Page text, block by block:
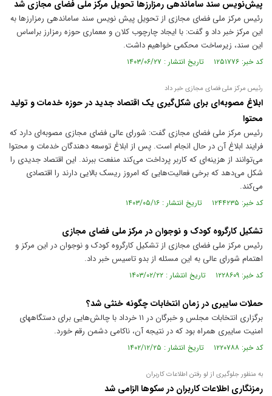
پیش‌نویس سند ساماندهی رمزارزها تحویل مرکز ملی فضای مجازی شد
رئیس مرکز ملی فضای مجازی از تحویل پیش نویس سند ساماندهی رمزارزها به
این مرکز خبر داد و گفت: با ایجاد چارچوب کلان و معماری حوزه رمزارز براساس
این سند، زیرساخت محکمی خواهیم داشت.
کد خبر: ۱۲۵۱۷۷۶ تاریخ انتشار : ۱۴۰۳/۰۶/۲۷
رئیس مرکز ملی فضای مجازی خبر داد
ابلاغ مصوبه‌ای برای شکل‌گیری یک اقتصاد جدید در حوزه خدمات و تولید
محتوا
رئیس مرکز ملی فضای مجازی گفت: شورای عالی فضای مجازی مصوبه‌ای دارد که
فرایند ابلاغ آن در حال انجام است. پس از ابلاغ توسعه دهندگان خدمات و محتوا
می‌توانند از هزینه‌ای که کاربر پرداخت می‌کند منفعت ببرند. این اقتصاد جدیدی را
شکل می‌دهد که برخی فعالیت‌هایی که امروز ریسک بالایی دارند را اقتصادی
می‌کند.
کد خبر: ۱۲۴۴۲۳۵ تاریخ انتشار : ۱۴۰۳/۰۵/۱۶
تشکیل کارگروه کودک و نوجوان در مرکز ملی فضای مجازی
رئیس مرکز ملی فضای مجازی از تشکیل کارگروه کودک و نوجوان در این مرکز و
اهتمام شورای عالی به این مسئله از بدو تاسیس خبر داد.
کد خبر: ۱۲۲۸۶۰۹ تاریخ انتشار : ۱۴۰۳/۰۲/۲۲
حملات سایبری در زمان انتخابات چگونه خنثی شد؟
برگزاری انتخابات مجلس و خبرگان در ۱۱ خرداد با چالش‌هایی برای دستگاههای
امنیت سایبری همراه بود که در نتیجه آن، ناکامی دشمن رقم خورد.
کد خبر: ۱۲۲۰۷۸۸ تاریخ انتشار : ۱۴۰۲/۱۲/۲۵
به منظور جلوگیری از لو رفتن اطلاعات کاربران
رمزنگاری اطلاعات کاربران در سکو‌ها الزامی شد